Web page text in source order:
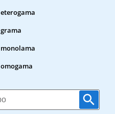
eterogama
grama
monolama
omogama